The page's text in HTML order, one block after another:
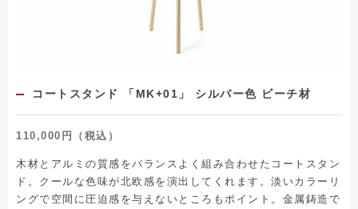
コートスタンド 「MK+01」 シルバー色 ビーチ材
110,000円（税込）
木材とアルミの質感をバランスよく組み合わせたコートスタン
ド。クールな色味が北欧感を演出してくれます。淡いカラーリ
ングで空間に圧迫感を与えないところもポイント。金属鋳造で